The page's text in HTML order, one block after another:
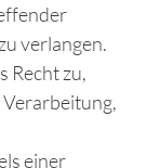
verlangen.
Recht zu,
einer